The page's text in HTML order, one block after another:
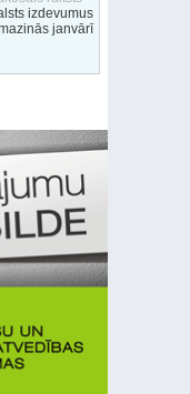
izdevumus
janvārī